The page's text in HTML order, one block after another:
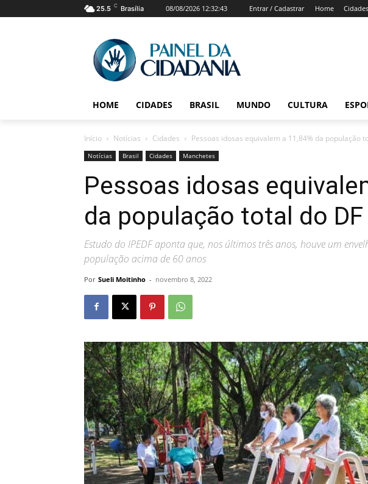
25.5 C Brasília 08/08/2026 12:32:43 Entrar / Cadastrar Home Cidades
HOME CIDADES BRASIL MUNDO CULTURA
Início Notícias Cidades Pessoas idosas equivalem a 11,84% da população
Notícias Brasil Cidades Manchetes
Pessoas idosas
da população total do DF
Estudo do IPEDF aponta que, nos últimos três anos, houve um
população acima de 60 anos
Por Sueli Moitinho - novembro 8, 2022